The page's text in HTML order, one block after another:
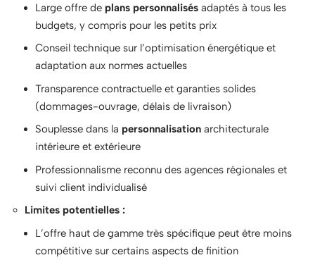
Large offre de plans personnalisés adaptés à tous les
budgets, y compris pour les petits prix
Conseil technique sur l’optimisation énergétique et
adaptation aux normes actuelles
Transparence contractuelle et garanties solides
(dommages-ouvrage, délais de livraison)
Souplesse dans la personnalisation architecturale
intérieure et extérieure
Professionnalisme reconnu des agences régionales et
suivi client individualisé
Limites potentielles :
L’offre haut de gamme très spécifique peut être moins
compétitive sur certains aspects de finition